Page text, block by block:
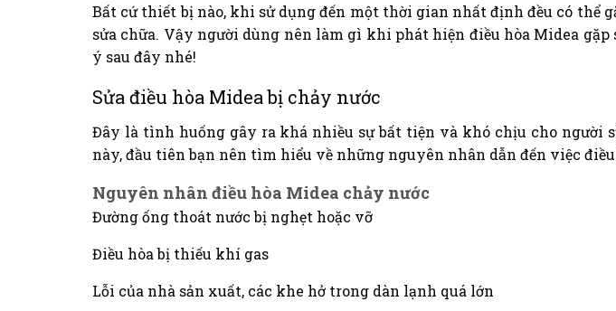
Bất cứ thiết bị nào, khi sử dụng đến một thời gian nhất định đều có thể
sửa chữa. Vậy người dùng nên làm gì khi phát hiện điều hòa Midea
ý sau đây nhé!
Sửa điều hòa Midea bị chảy nước
Đây là tình huống gây ra khá nhiều sự bất tiện và khó chịu cho người
này, đầu tiên bạn nên tìm hiểu về những nguyên nhân dẫn đến việc
Nguyên nhân điều hòa Midea chảy nước
Đường ống thoát nước bị nghẹt hoặc vỡ
Điều hòa bị thiếu khí gas
Lỗi của nhà sản xuất, các khe hở trong dàn lạnh quá lớn